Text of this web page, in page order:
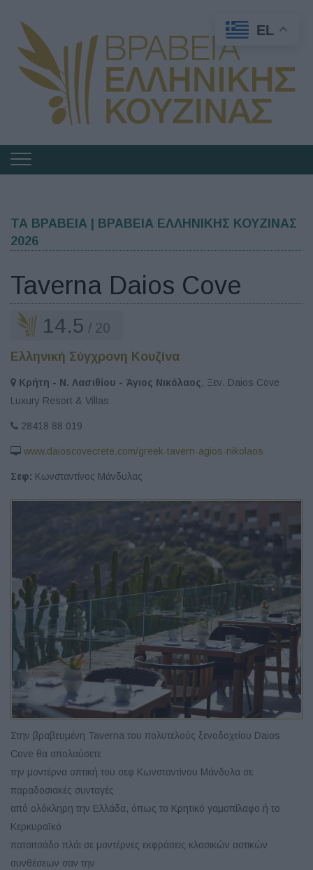
Πλοήγηση
Ελληνικής
Κουζίνας
ΤΑ ΒΡΑΒΕΙΑ | ΒΡΑΒΕΙΑ ΕΛΛΗΝΙΚΗΣ ΚΟΥΖΙΝΑΣ
2026
Taverna Daios Cove
14.5 / 20
Ελληνική Σύγχρονη Κουζίνα
Κρήτη - Ν. Λασιθίου - Άγιος Νικόλαος , Ξεν. Daios Cove
Luxury Resort & Villas
28418 88 019
www.daioscovecrete.com/greek-tavern-agios-nikolaos
Σεφ: Κωνσταντίνος Μάνδυλας
Στην βραβευμένη Taverna του πολυτελούς ξενοδοχείου Daios
Cove θα απολαύσετε
την μοντέρνα οπτική του σεφ Κωνσταντίνου Μάνδυλα σε
παραδοσιακές συνταγές
από ολόκληρη την Ελλάδα, όπως το Κρητικό γαμοπίλαφο ή το
Κερκυραϊκό
πατσιτσάδο πλάι σε μοντέρνες εκφράσεις κλασικών αστικών
συνθέσεων σαν την
EL